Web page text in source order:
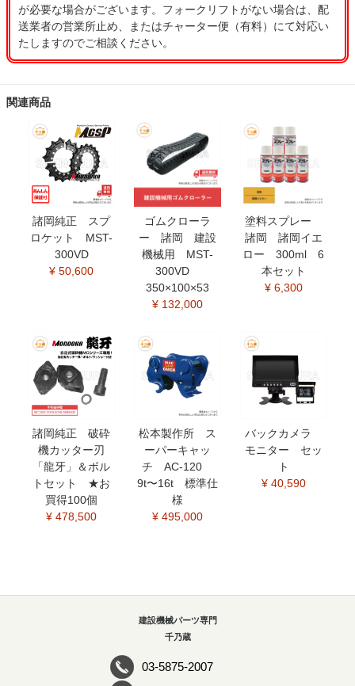
が必要な場合がございます。フォークリフトがない場合は、配
送業者の営業所止め、またはチャーター便（有料）にて対応い
たしますのでご相談ください。
関連商品
諸岡純正 スプ
ロケット MST-
300VD
¥ 50,600
ゴムクローラ
ー 諸岡 建設
機械用 MST-
300VD
350×100×53
¥ 132,000
塗料スプレー
諸岡 諸岡イエ
ロー 300ml 6
本セット
¥ 6,300
諸岡純正 破砕
機カッター刃
「龍牙」＆ボル
トセット ★お
買得100個
¥ 478,500
松本製作所 ス
ーパーキャッ
チ AC-120
9t〜16t 標準仕
様
¥ 495,000
バックカメラ
モニター セッ
ト
¥ 40,590
建設機械パーツ専門
千乃蔵
03-5875-2007